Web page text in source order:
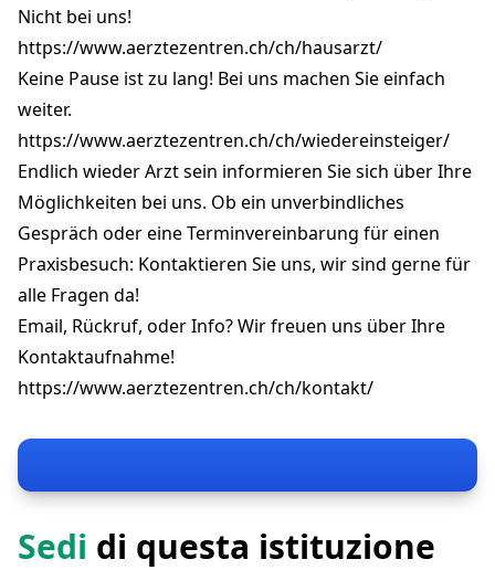
Nicht bei uns!
https://www.aerztezentren.ch/ch/hausarzt/
Keine Pause ist zu lang! Bei uns machen Sie einfach
weiter.
https://www.aerztezentren.ch/ch/wiedereinsteiger/
Endlich wieder Arzt sein informieren Sie sich über Ihre
Möglichkeiten bei uns. Ob ein unverbindliches
Gespräch oder eine Terminvereinbarung für einen
Praxisbesuch: Kontaktieren Sie uns, wir sind gerne für
alle Fragen da!
Email, Rückruf, oder Info? Wir freuen uns über Ihre
Kontaktaufnahme!
https://www.aerztezentren.ch/ch/kontakt/
Sedi di questa istituzione